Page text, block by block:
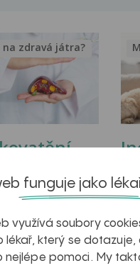
v datech a
na zdravá játra?
funguje jako
využívá soubory
lékař, který se dotazuje,
nejlépe pomoci. My